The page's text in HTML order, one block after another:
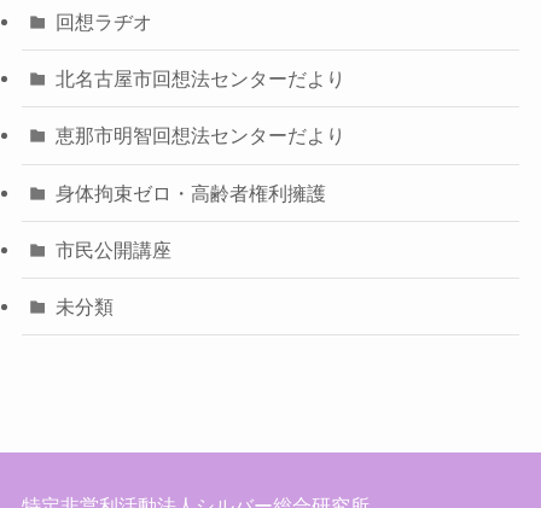
回想ラヂオ
北名古屋市回想法センターだより
恵那市明智回想法センターだより
身体拘束ゼロ・高齢者権利擁護
市民公開講座
未分類